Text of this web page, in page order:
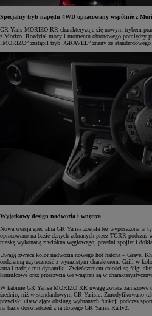
Specjalny tryb napędu 4WD opracowany wspólnie z
GR Yaris MORIZO RR charakteryzuje się nowym trybem
z Morizo. Rozdział mocy i momentu obrotowego pomiędzy
„MORIZO” zastąpił tryb „GRAVEL” znany ze standardowego
Wyjątkowy design nadwozia i wnętrza
Nowa wersja specjalna GR Yarisa została też wyposażona
opracowano na bazie danych zebranych przez TGRR
maskę wykonaną z włókna węglowego, przedni spojler i
Uwagę zwraca kolor nadwozia nowego hot hatcha – Gravel
codzienną użyteczność z wyrazistym charakterem. Grill w
auta i nadaje mu dynamiki. Zwieńczeniem całości są felgi
hamulcowe oraz przeszycia we wnętrzu są w
W kabinie GR Yarisa MORIZO RR uwagę zwraca
średnicę niż w standardowym GR Yarisie. Zmodyfikowano
przyciski ułatwiające obsługę wybranych funkcji podczas
na bazie doświadczeń z rajdowego GR Yarisa Rally2.